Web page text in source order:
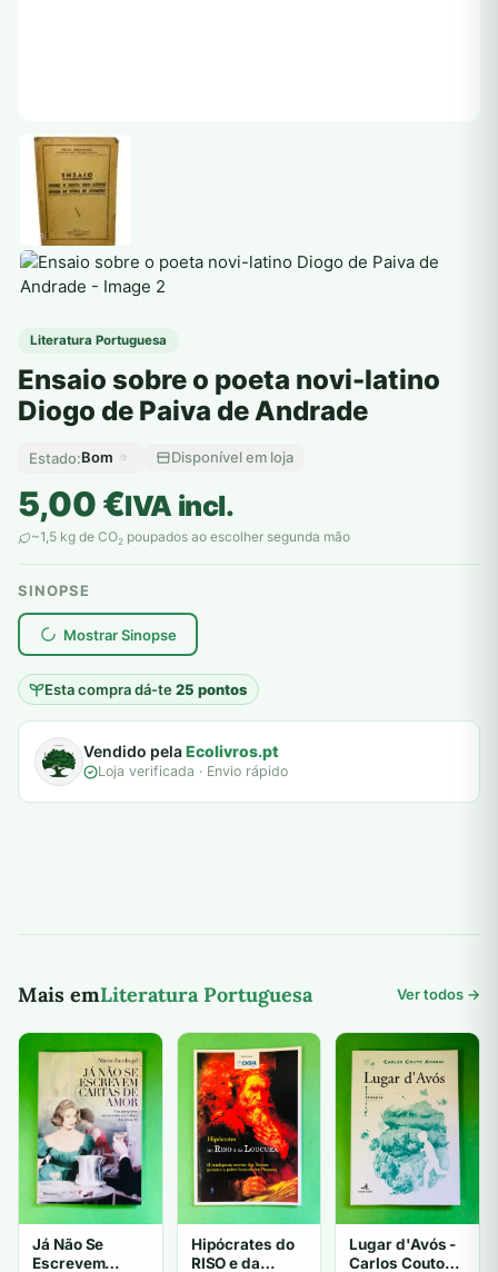
Literatura Portuguesa
Ensaio sobre o poeta novi-latino
Diogo de Paiva de Andrade
Estado:Bom Disponível em loja
5,00€IVA incl.
~1,5 kg de CO2 poupados ao escolher segunda mão
SINOPSE
Mostrar Sinopse
Esta compra dá-te25 pontos
plantar árvores reais
Vendido pelaEcolivros.pt
Loja verificada · Envio rápido
Mais emLiteratura Portuguesa Ver todos →
Já Não Se
Escrevem
Hipócrates do
RISO e da
Lugar d'Avós -
Carlos Couto